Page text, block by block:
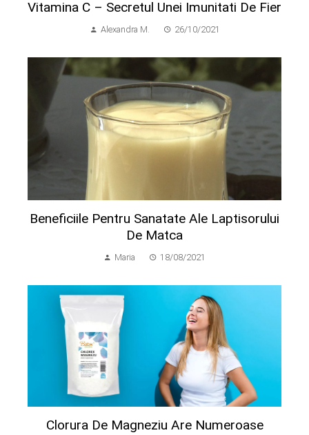
Vitamina C – Secretul Unei Imunitati De Fier
Alexandra M. 26/10/2021
Beneficiile Pentru Sanatate Ale Laptisorului
De Matca
Maria 18/08/2021
Clorura De Magneziu Are Numeroase